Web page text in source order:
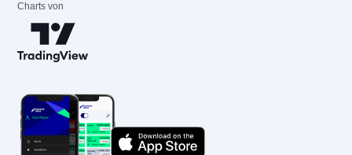
Charts von